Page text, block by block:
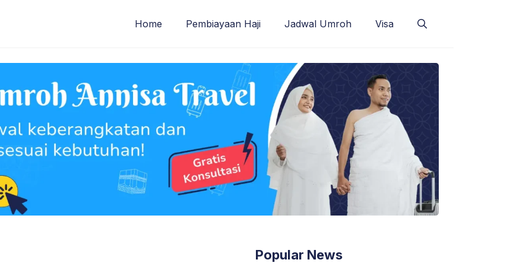
Home Pembiayaan Haji Jadwal Umroh Visa
Popular News